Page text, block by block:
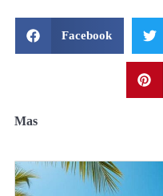
Facebook
Mas